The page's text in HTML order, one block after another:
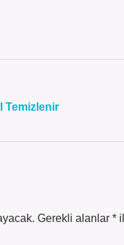
Temizlenir
Gerekli alanlar *